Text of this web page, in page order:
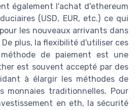
également l'achat d'ethereum
(USD, EUR, etc.) ce qui
les nouveaux arrivants dans
plus, la flexibilité d'utiliser ces
de paiement est une
est souvent accepté par des
à élargir les méthodes de
monnaies traditionnelles. Pour
en eth, la sécurité